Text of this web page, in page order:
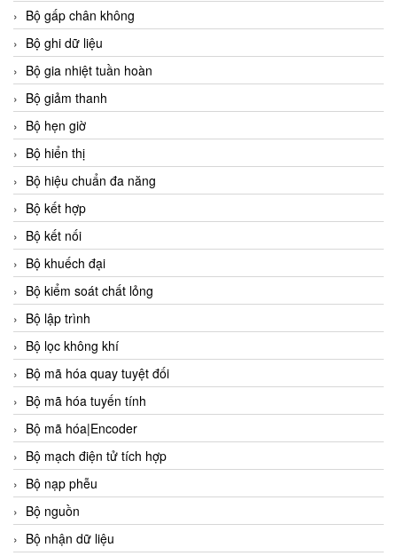
Bộ gấp chân không
Bộ ghi dữ liệu
Bộ gia nhiệt tuần hoàn
Bộ giảm thanh
Bộ hẹn giờ
Bộ hiển thị
Bộ hiệu chuẩn đa năng
Bộ kết hợp
Bộ kết nối
Bộ khuếch đại
Bộ kiểm soát chất lỏng
Bộ lập trình
Bộ lọc không khí
Bộ mã hóa quay tuyệt đối
Bộ mã hóa tuyến tính
Bộ mã hóa|Encoder
Bộ mạch điện tử tích hợp
Bộ nạp phễu
Bộ nguồn
Bộ nhận dữ liệu